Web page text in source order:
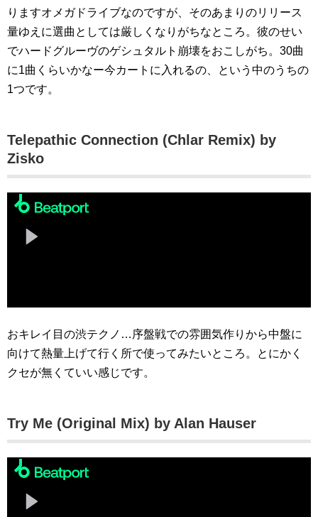
りますオメガドライブなのですが、そのあまりのリリース
量ゆえに選曲としては厳しくなりがちなところ。彼のせい
でハードグルーヴのゲシュタルト崩壊をおこしがち。30曲
に1曲くらいかなー今カートに入れるの、という中のうちの
1つです。
Telepathic Connection (Chlar Remix) by
Zisko
おキレイ目の渋テクノ…序盤戦での雰囲気作りから中盤に
向けて熱量上げて行く所で使ってみたいところ。とにかく
クセが無くていい感じです。
Try Me (Original Mix) by Alan Hauser